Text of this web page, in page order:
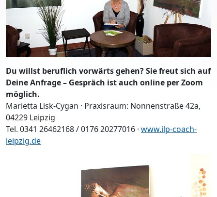
Du willst beruflich vorwärts gehen? Sie freut sich auf
Deine Anfrage – Gespräch ist auch online per Zoom
möglich.
Marietta Lisk-Cygan · Praxisraum: Nonnenstraße 42a,
04229 Leipzig
Tel. 0341 26462168 / 0176 20277016 · www.ilp-coach-
leipzig.de